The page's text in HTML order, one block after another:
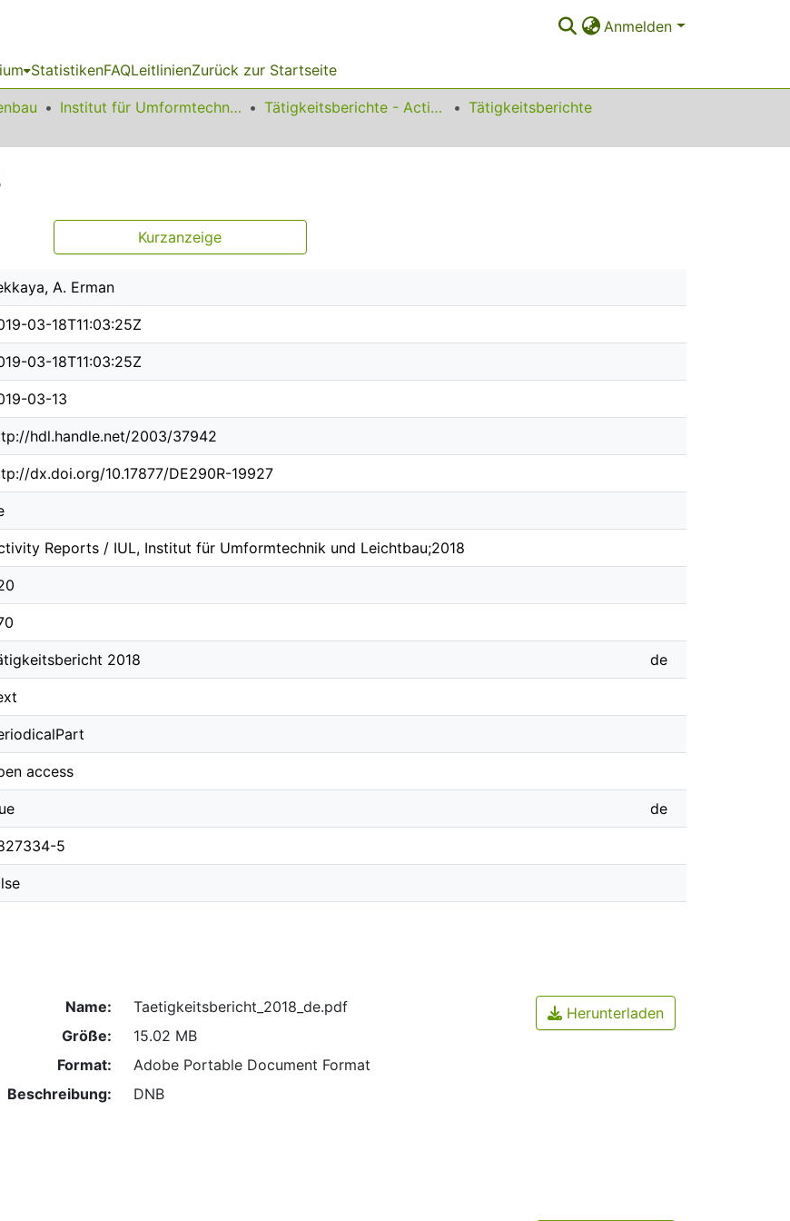
Anmelden
StatistikenFAQLeitlinienZurück zur Startseite
Institut für Umformtechnik und Leichtbau Tätigkeitsberichte - Activity Reports
Tätigkeitsberichte
Kurzanzeige
A. Erman
03-18T11:03:25Z
03-18T11:03:25Z
03-13
hdl.handle.net/2003/37942
dx.doi.org/10.17877/DE290R-19927
Reports / IUL, Institut für Umformtechnik und Leichtbau;2018
2018 de
access
de
5
Name:
Taetigkeitsbericht_2018_de.pdf
Größe:
15.02 MB
Format:
Adobe Portable Document Format
Beschreibung:
DNB
Herunterladen